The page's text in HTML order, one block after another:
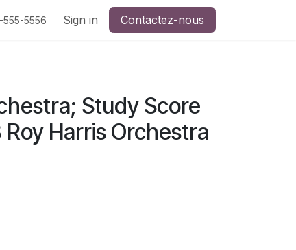
555-5556 Sign in Contactez-nous
Study Score
Harris Orchestra